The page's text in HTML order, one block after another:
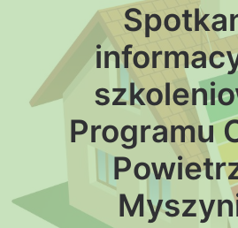
Aktualności
Wydarzenia
Oferta finansowania
Wiedza
Wyszukiwanie
Programu